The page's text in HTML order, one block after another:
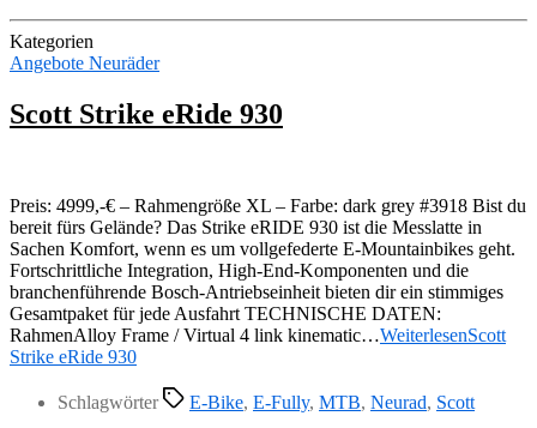
Kategorien
Angebote Neuräder
Scott Strike eRide 930
Preis: 4999,-€ – Rahmengröße XL – Farbe: dark grey #3918 Bist du
bereit fürs Gelände? Das Strike eRIDE 930 ist die Messlatte in
Sachen Komfort, wenn es um vollgefederte E-Mountainbikes geht.
Fortschrittliche Integration, High-End-Komponenten und die
branchenführende Bosch-Antriebseinheit bieten dir ein stimmiges
Gesamtpaket für jede Ausfahrt TECHNISCHE DATEN:
RahmenAlloy Frame / Virtual 4 link kinematic…WeiterlesenScott
Strike eRide 930
Schlagwörter E-Bike, E-Fully, MTB, Neurad, Scott